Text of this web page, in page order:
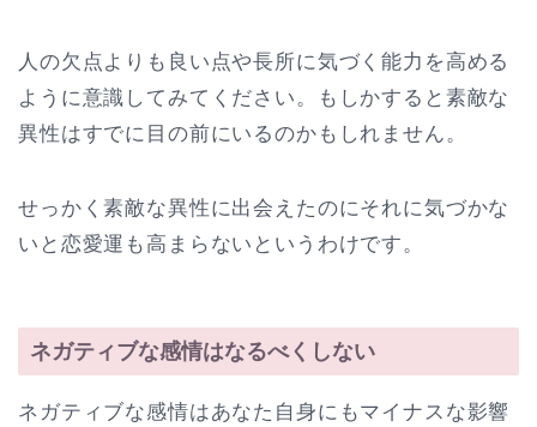
人の欠点よりも良い点や長所に気づく能力を高める
ように意識してみてください。もしかすると素敵な
異性はすでに目の前にいるのかもしれません。
せっかく素敵な異性に出会えたのにそれに気づかな
いと恋愛運も高まらないというわけです。
ネガティブな感情はなるべくしない
ネガティブな感情はあなた自身にもマイナスな影響